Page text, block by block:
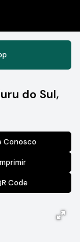
do Sul,
Conosco
Code